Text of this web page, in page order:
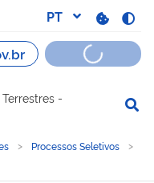
-
Processos Seletivos